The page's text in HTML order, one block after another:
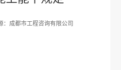
：成都市工程咨询有限公司